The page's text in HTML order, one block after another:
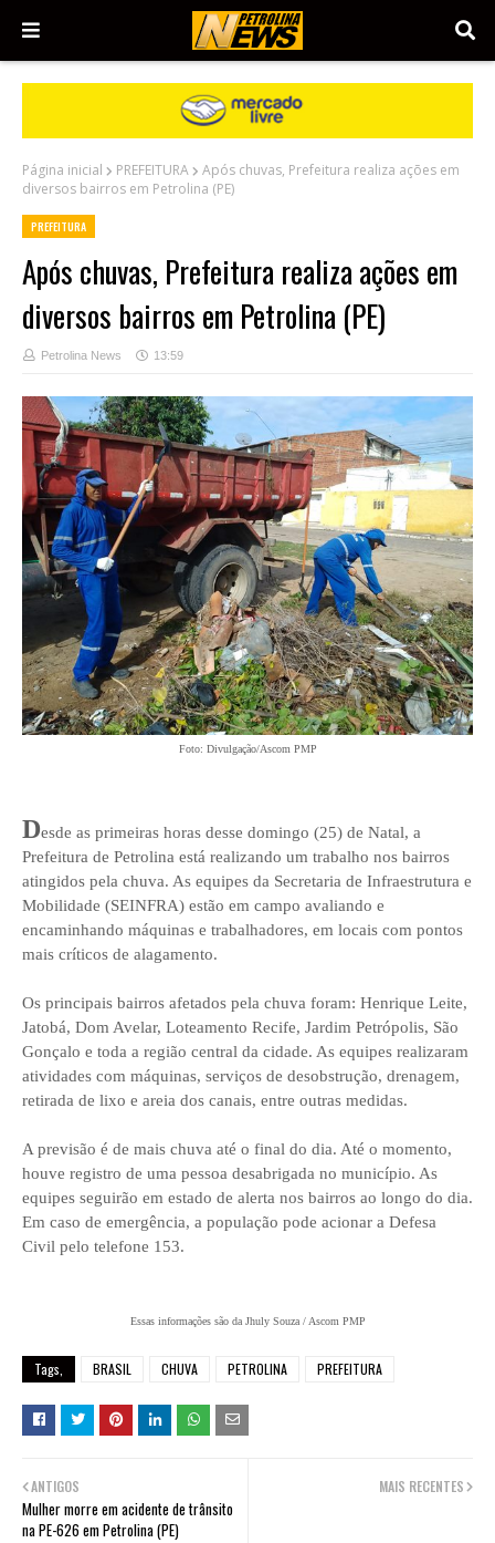
Página inicial PREFEITURA
Após chuvas, Prefeitura realiza ações em
diversos bairros em Petrolina (PE)
PREFEITURA
Após chuvas, Prefeitura realiza ações em
diversos bairros em Petrolina (PE)
Petrolina News 13:59
Foto: Divulgação/Ascom PMP
Desde as primeiras horas desse domingo (25) de Natal, a
Prefeitura de Petrolina está realizando um trabalho nos bairros
atingidos pela chuva. As equipes da Secretaria de Infraestrutura e
Mobilidade (SEINFRA) estão em campo avaliando e
encaminhando máquinas e trabalhadores, em locais com pontos
mais críticos de alagamento.
Os principais bairros afetados pela chuva foram: Henrique Leite,
Jatobá, Dom Avelar, Loteamento Recife, Jardim Petrópolis, São
Gonçalo e toda a região central da cidade. As equipes realizaram
atividades com máquinas, serviços de desobstrução, drenagem,
retirada de lixo e areia dos canais, entre outras medidas.
A previsão é de mais chuva até o final do dia. Até o momento,
houve registro de uma pessoa desabrigada no município. As
equipes seguirão em estado de alerta nos bairros ao longo do dia.
Em caso de emergência, a população pode acionar a Defesa
Civil pelo telefone 153.
Essas informações são da Jhuly Souza / Ascom PMP
Tags, BRASIL CHUVA PETROLINA PREFEITURA
MAIS RECENTES
ANTIGOS
Mulher morre em acidente de trânsito
na PE-626 em Petrolina (PE)